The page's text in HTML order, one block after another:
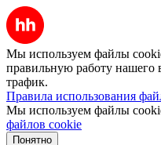
Мы используем файлы
правильную работу нашего
трафик.
Правила использования
Мы используем файлы
файлов cookie
Понятно